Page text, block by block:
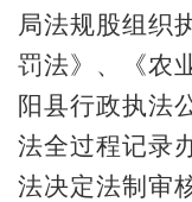
局法规股组织
罚法》、《农
阳县行政执法
法全过程记录
法决定法制审